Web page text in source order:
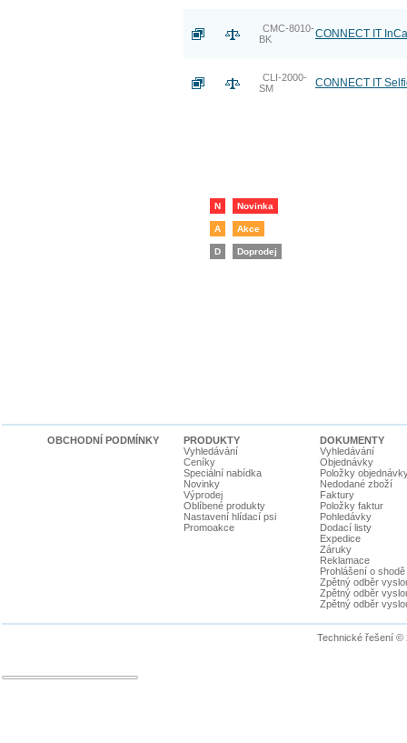
CMC-8010-
BK
CONNECT IT
CLI-2000-
SM
CONNECT IT
N Novinka
A Akce
D Doprodej
OBCHODNÍ PODMÍNKY
PRODUKTY
Vyhledávání
Ceníky
Speciální nabídka
Novinky
Výprodej
Oblíbené produkty
Nastavení hlídací psi
Promoakce
DOKUMENTY
Vyhledávání
Objednávky
Položky
Nedodané zboží
Faktury
Položky faktur
Pohledávky
Dodací listy
Expedice
Záruky
Reklamace
Prohlášení o shodě
Zpětný odběr
Zpětný odběr
Zpětný odběr
Technické řešení ©